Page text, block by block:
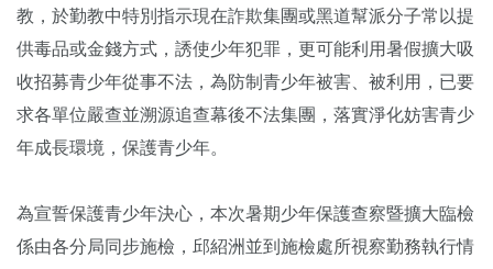
教，於勤教中特別指示現在詐欺集團或黑道幫派分子常以提
供毒品或金錢方式，誘使少年犯罪，更可能利用暑假擴大吸
收招募青少年從事不法，為防制青少年被害、被利用，已要
求各單位嚴查並溯源追查幕後不法集團，落實淨化妨害青少
年成長環境，保護青少年。
為宣誓保護青少年決心，本次暑期少年保護查察暨擴大臨檢
係由各分局同步施檢，邱紹洲並到施檢處所視察勤務執行情